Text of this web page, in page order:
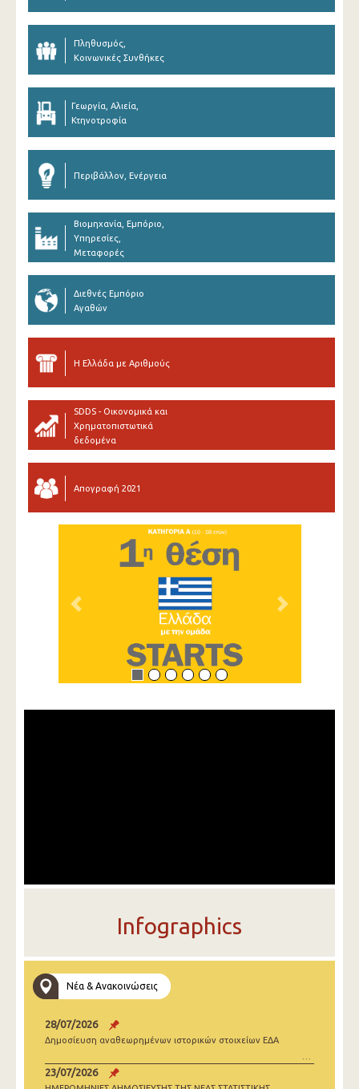
Πληθυσμός,
Κοινωνικές Συνθήκες
Γεωργία, Αλιεία,
Κτηνοτροφία
Περιβάλλον, Ενέργεια
Βιομηχανία, Εμπόριο,
Υπηρεσίες,
Μεταφορές
Διεθνές Εμπόριο
Αγαθών
Η Ελλάδα με Αριθμούς
SDDS - Οικονομικά και
Χρηματοπιστωτικά
δεδομένα
Απογραφή 2021
Previous Next
Infographics
Νέα & Ανακοινώσεις
28/07/2026
Δημοσίευση αναθεωρημένων ιστορικών στοιχείων ΕΔΑ
23/07/2026